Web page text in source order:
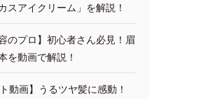
スアイクリーム」を解説！
のプロ】初心者さん必見！眉
を動画で解説！
動画】うるツヤ髪に感動！